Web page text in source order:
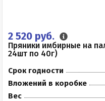
2 520 руб.
Пряники имбирные на
24шт по 40г)
Срок годности
Вложений в коробке
Вес